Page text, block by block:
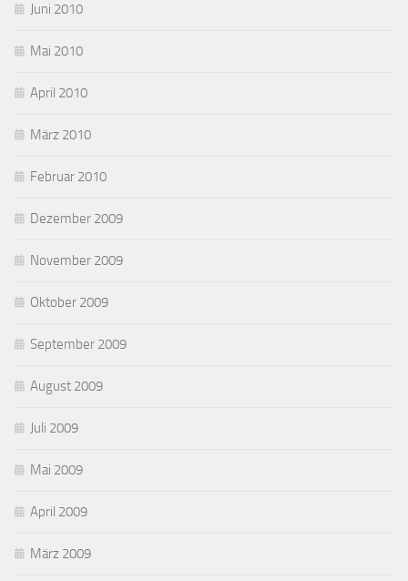
Juni 2010
Mai 2010
April 2010
März 2010
Februar 2010
Dezember 2009
November 2009
Oktober 2009
September 2009
August 2009
Juli 2009
Mai 2009
April 2009
März 2009